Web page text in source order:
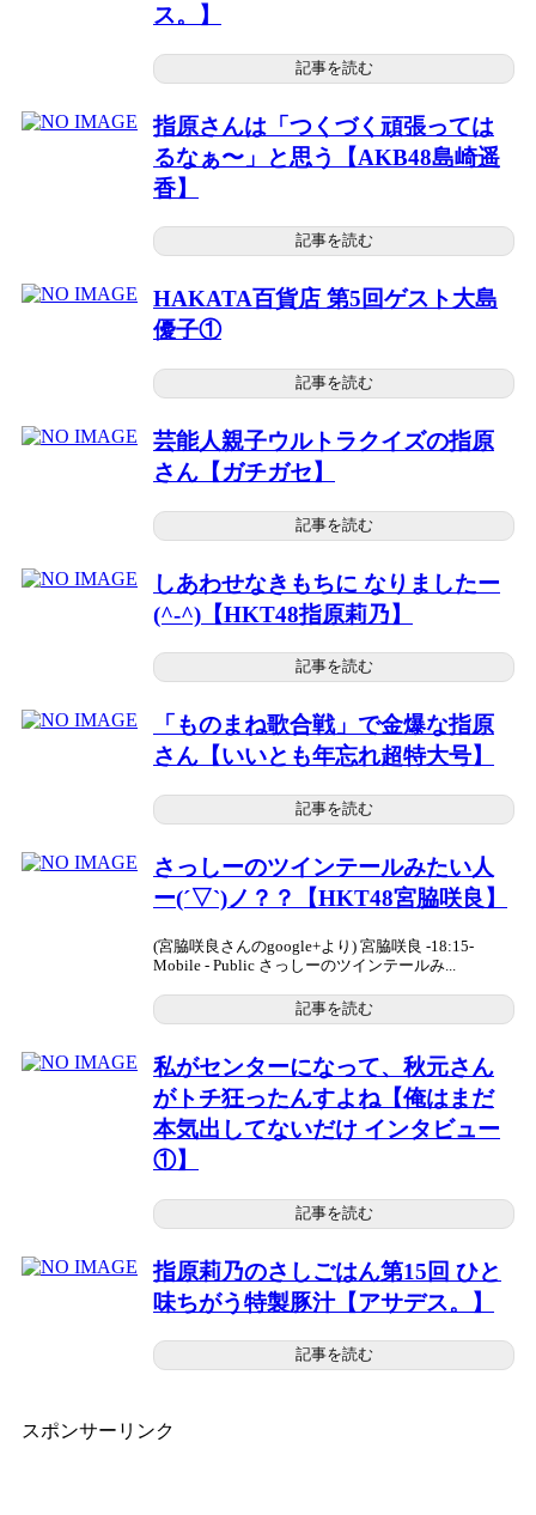
ス。】
記事を読む
指原さんは「つくづく頑張っては
るなぁ〜」と思う【AKB48島崎遥
香】
記事を読む
HAKATA百貨店 第5回ゲスト大島
優子①
記事を読む
芸能人親子ウルトラクイズの指原
さん【ガチガセ】
記事を読む
しあわせなきもちに なりましたー
(^-^)【HKT48指原莉乃】
記事を読む
「ものまね歌合戦」で金爆な指原
さん【いいとも年忘れ超特大号】
記事を読む
さっしーのツインテールみたい人
ー(´▽`)ノ？？【HKT48宮脇咲良】
(宮脇咲良さんのgoogle+より) 宮脇咲良 -18:15-
Mobile - Public さっしーのツインテールみ...
記事を読む
私がセンターになって、秋元さん
がトチ狂ったんすよね【俺はまだ
本気出してないだけ インタビュー
①】
記事を読む
指原莉乃のさしごはん第15回 ひと
味ちがう特製豚汁【アサデス。】
記事を読む
スポンサーリンク